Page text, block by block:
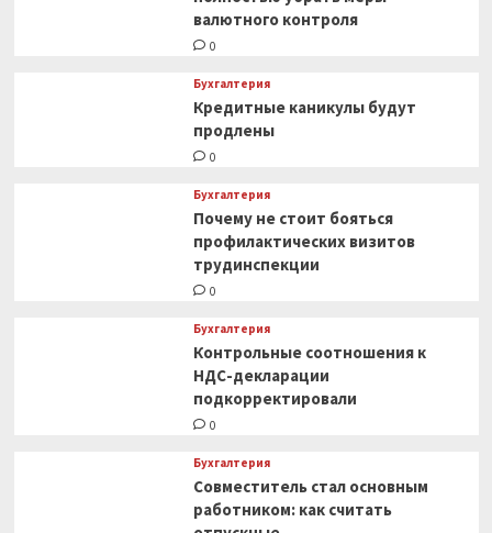
валютного контроля
0
Бухгалтерия
Кредитные каникулы будут
продлены
0
Бухгалтерия
Почему не стоит бояться
профилактических визитов
трудинспекции
0
Бухгалтерия
Контрольные соотношения к
НДС-декларации
подкорректировали
0
Бухгалтерия
Совместитель стал основным
работником: как считать